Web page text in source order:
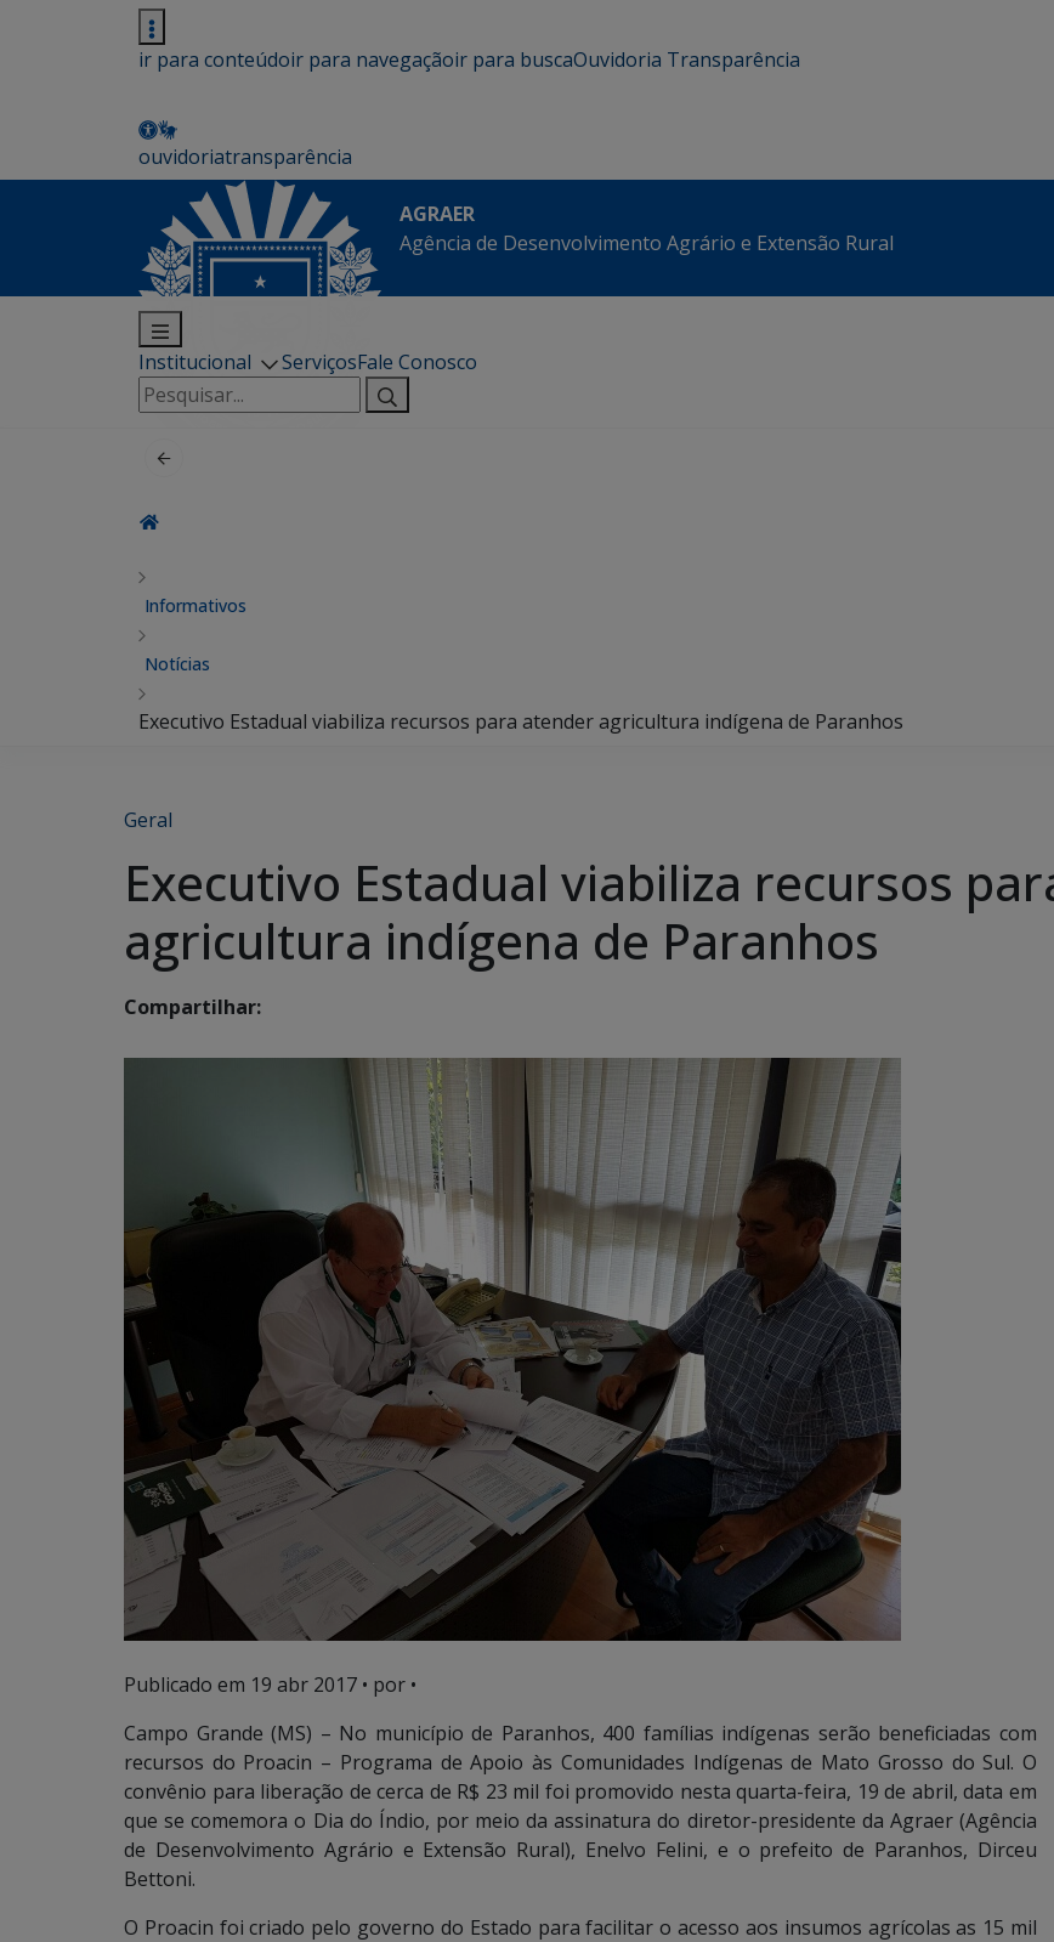
ir para conteúdoir para navegaçãoir para buscaOuvidoria Transparência
ouvidoriatransparência
AGRAER
Agência de Desenvolvimento Agrário e Extensão Rural
Institucional ServiçosFale Conosco
Pesquisar
por:
Informativos
Notícias
Executivo Estadual viabiliza recursos para atender agricultura indígena de Paranhos
Geral
Executivo Estadual viabiliza recursos
agricultura indígena de Paranhos
Compartilhar:
Publicado em 19 abr 2017 • por •
Campo Grande (MS) – No município de Paranhos, 400 famílias indígenas serão beneficiadas com
recursos do Proacin – Programa de Apoio às Comunidades Indígenas de Mato Grosso do Sul. O
convênio para liberação de cerca de R$ 23 mil foi promovido nesta quarta-feira, 19 de abril, data em
que se comemora o Dia do Índio, por meio da assinatura do diretor-presidente da Agraer (Agência
de Desenvolvimento Agrário e Extensão Rural), Enelvo Felini, e o prefeito de Paranhos, Dirceu
Bettoni.
O Proacin foi criado pelo governo do Estado para facilitar o acesso aos insumos agrícolas as 15 mil